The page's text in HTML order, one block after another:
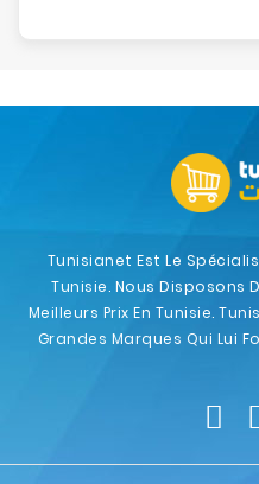
Tunisianet Est Le
Tunisie. Nous Disposons
Meilleurs Prix En Tunisie.
Grandes Marques Qui Lui